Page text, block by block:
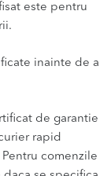
este pentru
inainte de a
de garantie
rapid
comenzile